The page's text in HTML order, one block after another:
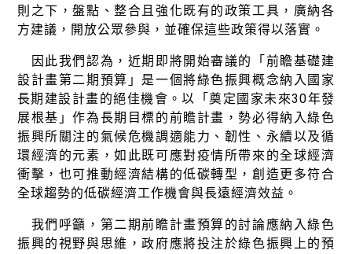
則之下，盤點、整合且強化既有的政策工具，廣納各
方建議，開放公眾參與，並確保這些政策得以落實。
因此我們認為，近期即將開始審議的「前瞻基礎建
設計畫第二期預算」是一個將綠色振興概念納入國家
長期建設計畫的絕佳機會。以「奠定國家未來30年發
展根基」作為長期目標的前瞻計畫，勢必得納入綠色
振興所關注的氣候危機調適能力、韌性、永續以及循
環經濟的元素，如此既可應對疫情所帶來的全球經濟
衝擊，也可推動經濟結構的低碳轉型，創造更多符合
全球趨勢的低碳經濟工作機會與長遠經濟效益。
我們呼籲，第二期前瞻計畫預算的討論應納入綠色
振興的視野與思維，政府應將投注於綠色振興上的預